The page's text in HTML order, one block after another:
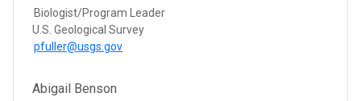
Biologist/Program Leader
U.S. Geological Survey
pfuller@usgs.gov
Abigail Benson